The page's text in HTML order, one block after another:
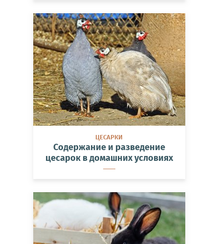
ЦЕСАРКИ
Содержание и разведение
цесарок в домашних условиях